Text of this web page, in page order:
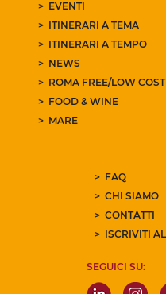
EVENTI
ITINERARI A TEMA
ITINERARI A TEMPO
NEWS
ROMA FREE/LOW COST
FOOD & WINE
MARE
FAQ
CHI SIAMO
CONTATTI
ISCRIVITI
SEGUICI SU: